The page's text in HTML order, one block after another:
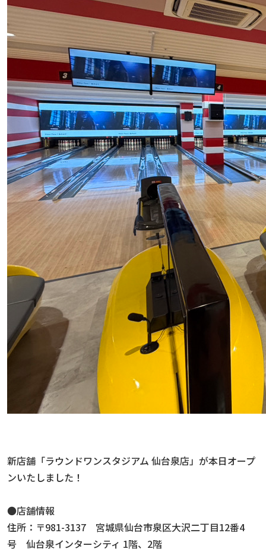
新店舗「ラウンドワンスタジアム 仙台泉店」が本日オープ
ンいたしました！
●店舗情報
住所：〒981-3137 宮城県仙台市泉区大沢二丁目12番4
号 仙台泉インターシティ 1階、2階